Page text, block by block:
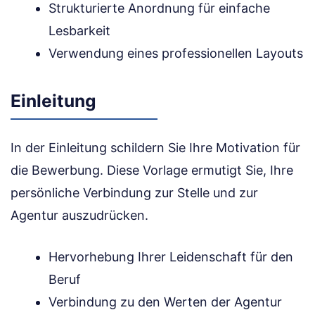
Strukturierte Anordnung für einfache
Lesbarkeit
Verwendung eines professionellen Layouts
Einleitung
In der Einleitung schildern Sie Ihre Motivation für
die Bewerbung. Diese Vorlage ermutigt Sie, Ihre
persönliche Verbindung zur Stelle und zur
Agentur auszudrücken.
Hervorhebung Ihrer Leidenschaft für den
Beruf
Verbindung zu den Werten der Agentur